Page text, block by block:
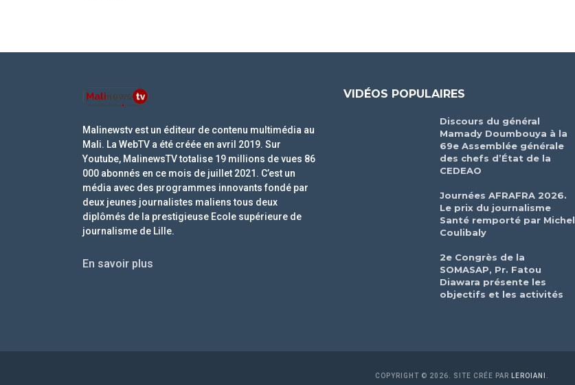
Malinewstv est un éditeur de contenu multimédia au
Mali. La WebTV a été créée en avril 2019. Sur
Youtube, MalinewsTV totalise 19 millions de vues 86
000 abonnés en ce mois de juillet 2021. C’est un
média avec des programmes innovants fondé par
deux jeunes journalistes maliens tous deux
diplômés de la prestigieuse Ecole supérieure de
journalisme de Lille.
En savoir plus
VIDÉOS POPULAIRES
Discours du général
Mamady Doumbouya à la
69e Assemblée générale
des chefs d’État de la
CEDEAO
Journées AFRAFRA 2026.
Le prix du journalisme
Santé remporté par Michel
Coulibaly
2e Congrès de la
SOMASAP, Pr. Fatou
Diawara présente les
objectifs et les activités
COPYRIGHT © 2026. SITE CRÉE PAR LEROIANI